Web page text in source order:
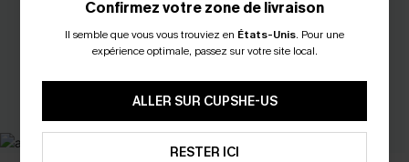
Confirmez votre zone de livraison
Il semble que vous vous trouviez en États-Unis. Pour une
expérience optimale, passez sur votre site local.
ALLER SUR CUPSHE-US
RESTER ICI